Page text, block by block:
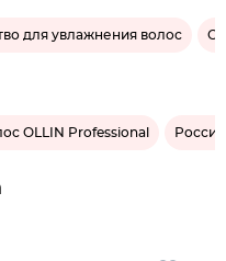
для увлажнения волос
OLLIN Professional